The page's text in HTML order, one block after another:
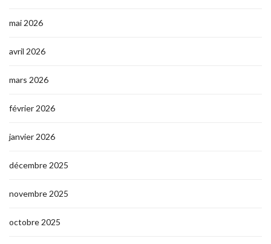
mai 2026
avril 2026
mars 2026
février 2026
janvier 2026
décembre 2025
novembre 2025
octobre 2025